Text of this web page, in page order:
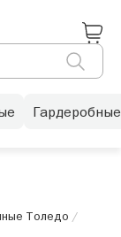
Гардеробные
Толедо /